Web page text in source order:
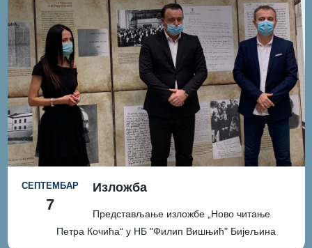
СЕПТЕМБАР
7
Изложба
Представљање изложбе „Ново читање
Петра Кочића“ у НБ "Филип Вишњић" Бијељина